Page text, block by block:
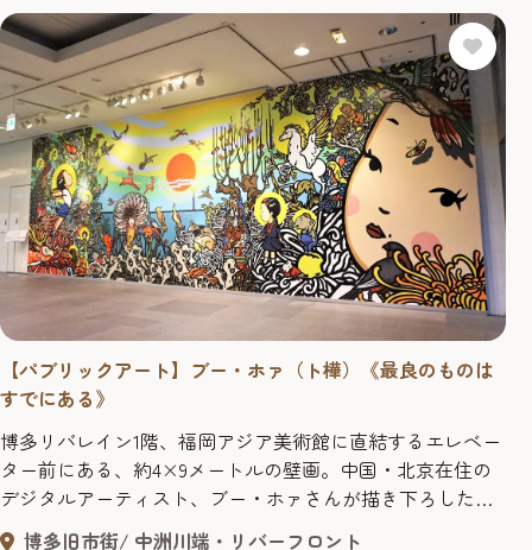
【パブリックアート】ブー・ホァ（ト樺）《最良のものは
すでにある》
博多リバレイン1階、福岡アジア美術館に直結するエレベー
ター前にある、約4×9メートルの壁画。中国・北京在住の
デジタルアーティスト、ブー・ホァさんが描き下ろした原
画をもとに、福岡のアーティストや学生ら24人が約1カ月か
博多旧市街 中洲川端・リバーフロント